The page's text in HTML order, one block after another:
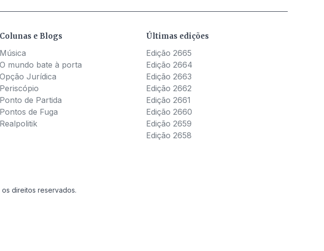
Colunas e Blogs
Música
O mundo bate à porta
Opção Jurídica
Periscópio
Ponto de Partida
Pontos de Fuga
Realpolitik
Últimas edições
Edição 2665
Edição 2664
Edição 2663
Edição 2662
Edição 2661
Edição 2660
Edição 2659
Edição 2658
direitos reservados.